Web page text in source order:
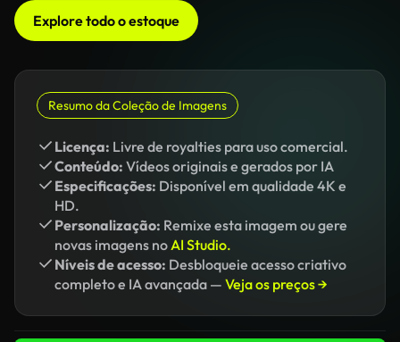
Explore todo o estoque
Resumo da Coleção de Imagens
Licença: Livre de royalties para uso comercial.
Conteúdo: Vídeos originais e gerados por IA
Especificações: Disponível em qualidade 4K e
HD.
Personalização: Remixe esta imagem ou gere
novas imagens noAI Studio.
Níveis de acesso: Desbloqueie acesso criativo
completo e IA avançada — Veja os preços →